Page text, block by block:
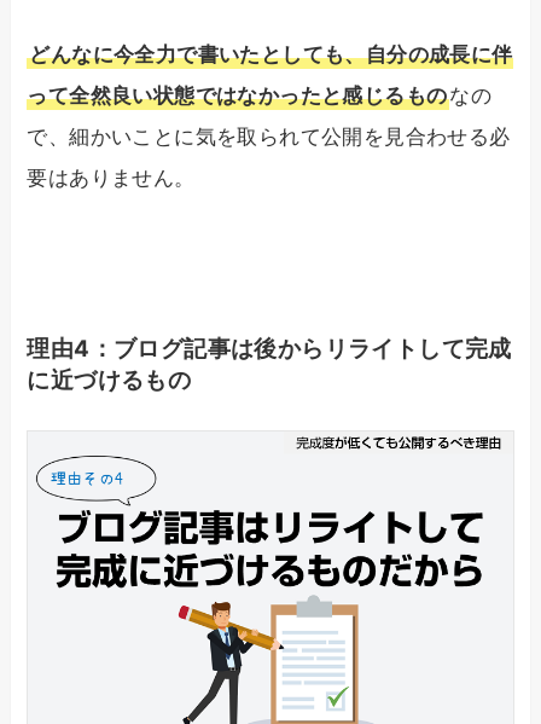
どんなに今全力で書いたとしても、自分の成長に伴
って全然良い状態ではなかったと感じるものなの
で、細かいことに気を取られて公開を見合わせる必
要はありません。
理由4：ブログ記事は後からリライトして完成
に近づけるもの